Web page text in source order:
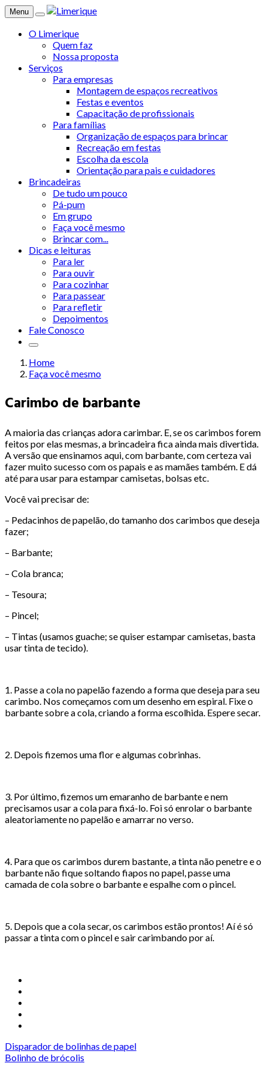
Menu
O Limerique
Quem faz
Nossa proposta
Serviços
Para empresas
Montagem de espaços recreativos
Festas e eventos
Capacitação de profissionais
Para famílias
Organização de espaços para brincar
Recreação em festas
Escolha da escola
Orientação para pais e cuidadores
Brincadeiras
De tudo um pouco
Pá-pum
Em grupo
Faça você mesmo
Brincar com...
Dicas e leituras
Para ler
Para ouvir
Para cozinhar
Para passear
Para refletir
Depoimentos
Fale Conosco
Home
Faça você mesmo
Carimbo de barbante
A maioria das crianças adora carimbar. E, se os carimbos forem
feitos por elas mesmas, a brincadeira fica ainda mais divertida.
A versão que ensinamos aqui, com barbante, com certeza vai
fazer muito sucesso com os papais e as mamães também. E dá
até para usar para estampar camisetas, bolsas etc.
Você vai precisar de:
– Pedacinhos de papelão, do tamanho dos carimbos que deseja
fazer;
– Barbante;
– Cola branca;
– Tesoura;
– Pincel;
– Tintas (usamos guache; se quiser estampar camisetas, basta
usar tinta de tecido).
1. Passe a cola no papelão fazendo a forma que deseja para seu
carimbo. Nos começamos com um desenho em espiral. Fixe o
barbante sobre a cola, criando a forma escolhida. Espere secar.
2. Depois fizemos uma flor e algumas cobrinhas.
3. Por último, fizemos um emaranho de barbante e nem
precisamos usar a cola para fixá-lo. Foi só enrolar o barbante
aleatoriamente no papelão e amarrar no verso.
4. Para que os carimbos durem bastante, a tinta não penetre e o
barbante não fique soltando fiapos no papel, passe uma
camada de cola sobre o barbante e espalhe com o pincel.
5. Depois que a cola secar, os carimbos estão prontos! Aí é só
passar a tinta com o pincel e sair carimbando por aí.
Disparador de bolinhas de papel
Bolinho de brócolis